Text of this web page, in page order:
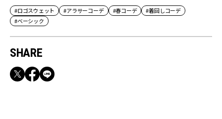
#ロゴスウェット #アラサーコーデ #春コーデ
#着回しコーデ
#ベーシック
SHARE